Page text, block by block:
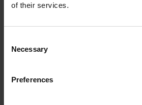
of their services.
Selection
Necessary
Preferences
Sparar miljön ca 33 kg